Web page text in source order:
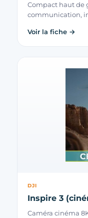
Compact haut de
communication,
Voir la fiche →
DJI
Inspire 3
Caméra cinéma